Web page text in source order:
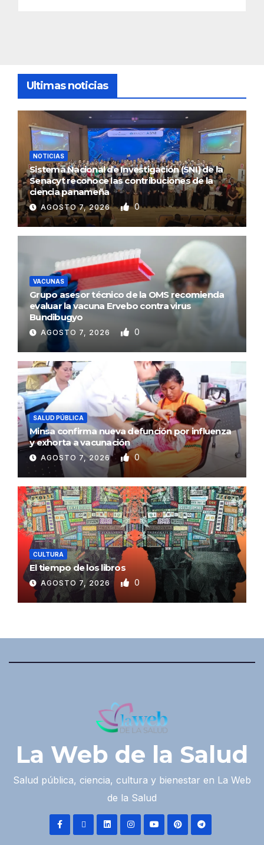
Ultimas noticias
NOTICIAS
Sistema Nacional de Investigación (SNI) de la
Senacyt reconoce las contribuciones de la
ciencia panameña
AGOSTO 7, 2026 0
VACUNAS
Grupo asesor técnico de la OMS recomienda
evaluar la vacuna Ervebo contra virus
Bundibugyo
AGOSTO 7, 2026 0
SALUD PÚBLICA
Minsa confirma nueva defunción por influenza
y exhorta a vacunación
AGOSTO 7, 2026 0
CULTURA
El tiempo de los libros
AGOSTO 7, 2026 0
La Web de la Salud
Salud pública, ciencia, cultura y bienestar en La Web
de la Salud